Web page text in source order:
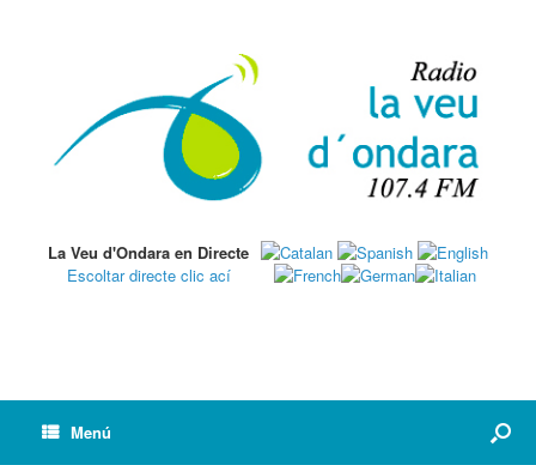
La Veu d'Ondara en Directe
Escoltar directe clic ací
Menú